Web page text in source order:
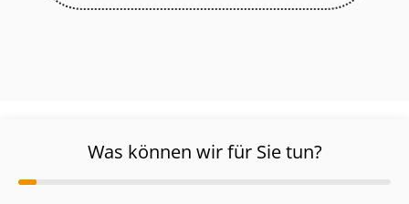
Was können wir für Sie tun?